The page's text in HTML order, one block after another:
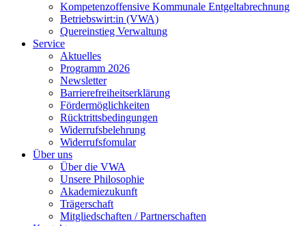
Kompetenzoffensive Kommunale Entgeltabrechnung
Betriebswirt:in (VWA)
Quereinstieg Verwaltung
Service
Aktuelles
Programm 2026
Newsletter
Barrierefreiheitserklärung
Fördermöglichkeiten
Rücktrittsbedingungen
Widerrufsbelehrung
Widerrufsfomular
Über uns
Über die VWA
Unsere Philosophie
Akademiezukunft
Trägerschaft
Mitgliedschaften / Partnerschaften